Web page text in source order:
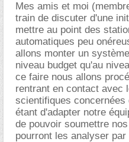
Mes amis et moi
train de discuter d'une
mettre au point des
automatiques peu
allons monter un
niveau budget qu'au
ce faire nous allons
rentrant en contact avec
scientifiques concernées
étant d'adapter notre
de pouvoir soumettre
pourront les analyser par